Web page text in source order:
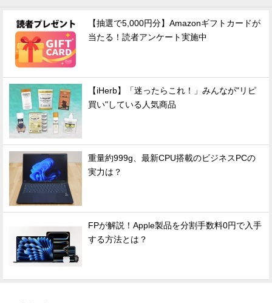
【抽選で5,000円分】Amazonギフトカードが
当たる！読者アンケート実施中
【iHerb】「迷ったらこれ！」みんなが"リピ
買い"している人気商品
重量約999g、最新CPU搭載のビジネスPCの
実力は？
FPが解説！Apple製品を分割手数料0円で入手
する方法とは？